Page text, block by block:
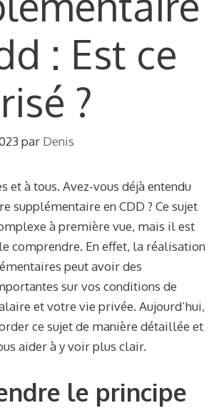
: Est ce
?
par Denis
et à tous. Avez-vous déjà entendu
supplémentaire en CDD ? Ce sujet
à première vue, mais il est
comprendre. En effet, la réalisation
peut avoir des
sur vos conditions de
et votre vie privée. Aujourd’hui,
ce sujet de manière détaillée et
aider à y voir plus clair.
le principe